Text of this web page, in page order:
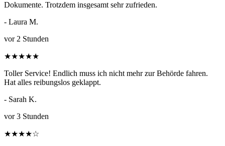
Dokumente. Trotzdem insgesamt sehr zufrieden.
- Laura M.
vor 2 Stunden
★★★★★
Toller Service! Endlich muss ich nicht mehr zur Behörde fahren.
Hat alles reibungslos geklappt.
- Sarah K.
vor 3 Stunden
★★★★☆